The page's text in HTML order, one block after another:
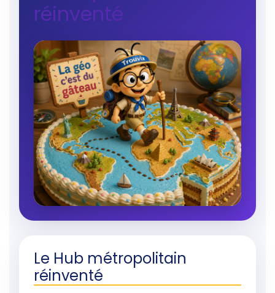
réinventé
Le Hub métropolitain
réinventé